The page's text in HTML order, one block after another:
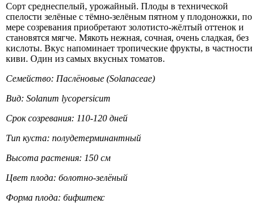
Сорт среднеспелый, урожайный. Плоды в технической
спелости зелёные с тёмно-зелёным пятном у плодоножки, по
мере созревания приобретают золотисто-жёлтый оттенок и
становятся мягче. Мякоть нежная, сочная, очень сладкая, без
кислоты. Вкус напоминает тропические фрукты, в частности
киви. Один из самых вкусных томатов.
Семейство: Паслёновые (Solanaceae)
Вид: Solanum lycopersicum
Срок созревания: 110-120 дней
Тип куста: полудетерминантный
Высота растения: 150 см
Цвет плода: болотно-зелёный
Форма плода: бифштекс